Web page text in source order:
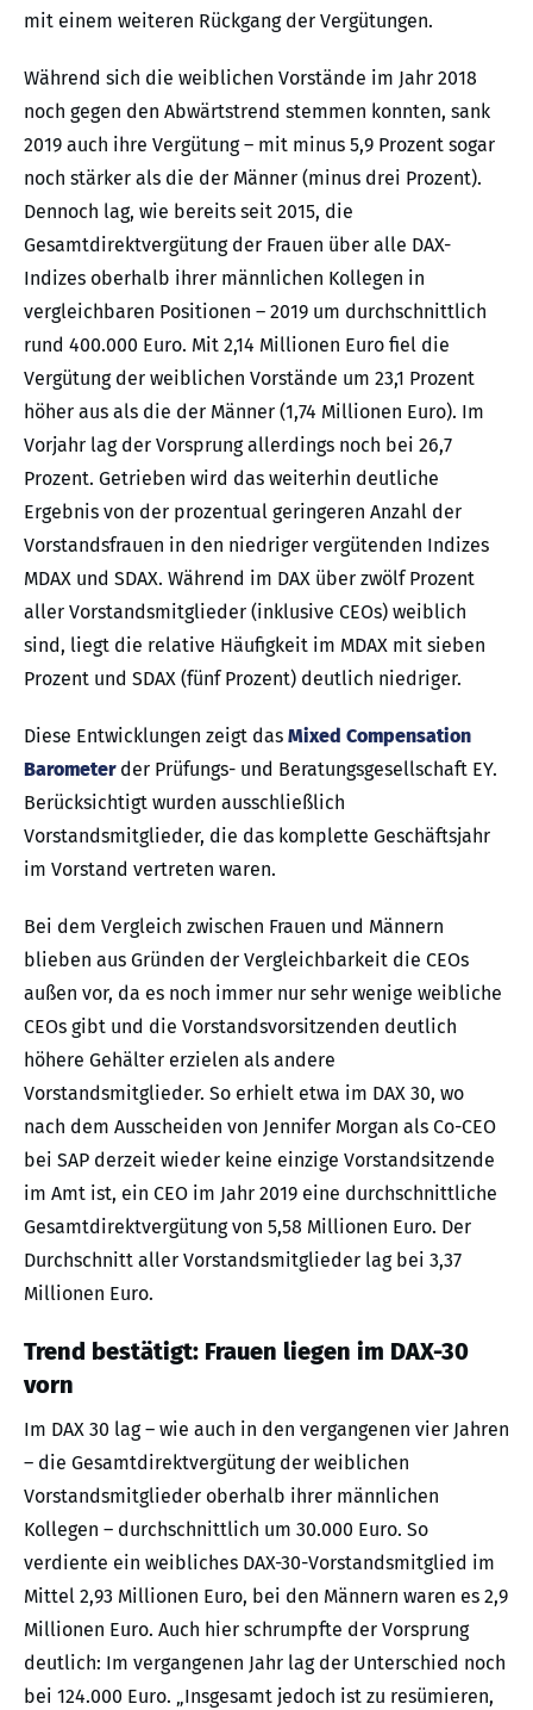
mit einem weiteren Rückgang der Vergütungen.
Während sich die weiblichen Vorstände im Jahr 2018
noch gegen den Abwärtstrend stemmen konnten, sank
2019 auch ihre Vergütung – mit minus 5,9 Prozent sogar
noch stärker als die der Männer (minus drei Prozent).
Dennoch lag, wie bereits seit 2015, die
Gesamtdirektvergütung der Frauen über alle DAX-
Indizes oberhalb ihrer männlichen Kollegen in
vergleichbaren Positionen – 2019 um durchschnittlich
rund 400.000 Euro. Mit 2,14 Millionen Euro fiel die
Vergütung der weiblichen Vorstände um 23,1 Prozent
höher aus als die der Männer (1,74 Millionen Euro). Im
Vorjahr lag der Vorsprung allerdings noch bei 26,7
Prozent. Getrieben wird das weiterhin deutliche
Ergebnis von der prozentual geringeren Anzahl der
Vorstandsfrauen in den niedriger vergütenden Indizes
MDAX und SDAX. Während im DAX über zwölf Prozent
aller Vorstandsmitglieder (inklusive CEOs) weiblich
sind, liegt die relative Häufigkeit im MDAX mit sieben
Prozent und SDAX (fünf Prozent) deutlich niedriger.
Diese Entwicklungen zeigt das Mixed Compensation
Barometerder Prüfungs- und Beratungsgesellschaft EY.
Berücksichtigt wurden ausschließlich
Vorstandsmitglieder, die das komplette Geschäftsjahr
im Vorstand vertreten waren.
Bei dem Vergleich zwischen Frauen und Männern
blieben aus Gründen der Vergleichbarkeit die CEOs
außen vor, da es noch immer nur sehr wenige weibliche
CEOs gibt und die Vorstandsvorsitzenden deutlich
höhere Gehälter erzielen als andere
Vorstandsmitglieder. So erhielt etwa im DAX 30, wo
nach dem Ausscheiden von Jennifer Morgan als Co-CEO
bei SAP derzeit wieder keine einzige Vorstandsitzende
im Amt ist, ein CEO im Jahr 2019 eine durchschnittliche
Gesamtdirektvergütung von 5,58 Millionen Euro. Der
Durchschnitt aller Vorstandsmitglieder lag bei 3,37
Millionen Euro.
Trend bestätigt: Frauen liegen im DAX-30
vorn
Im DAX 30 lag – wie auch in den vergangenen vier Jahren
– die Gesamtdirektvergütung der weiblichen
Vorstandsmitglieder oberhalb ihrer männlichen
Kollegen – durchschnittlich um 30.000 Euro. So
verdiente ein weibliches DAX-30-Vorstandsmitglied im
Mittel 2,93 Millionen Euro, bei den Männern waren es 2,9
Millionen Euro. Auch hier schrumpfte der Vorsprung
deutlich: Im vergangenen Jahr lag der Unterschied noch
bei 124.000 Euro. „Insgesamt jedoch ist zu resümieren,